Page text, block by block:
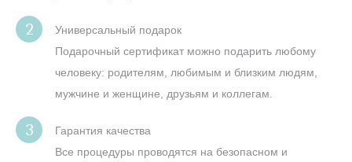
Универсальный подарок
Подарочный сертификат можно подарить любому
человеку: родителям, любимым и близким людям,
мужчине и женщине, друзьям и коллегам.
Гарантия качества
Все процедуры проводятся на безопасном и